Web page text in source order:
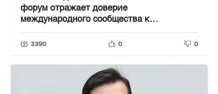
форум отражает доверие
международного сообщества к
Азербайджану
3390 0 0